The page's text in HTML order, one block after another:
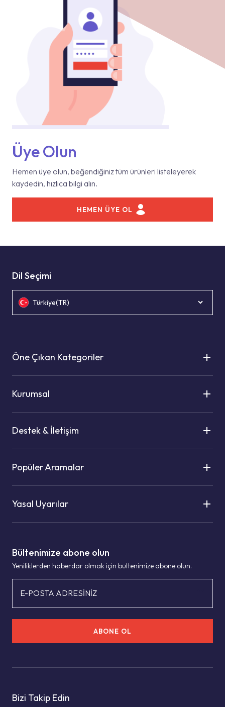
Üye Olun
Hemen üye olun, beğendiğiniz tüm ürünleri listeleyerek
kaydedin, hızlıca bilgi alın.
HEMEN ÜYE OL
Bültenimize abone olun
Yeniliklerden haberdar olmak için bültenimize abone olun.
E-POSTA ADRESİNİZ
ABONE OL
Bizi Takip Edin
Dil Seçimi
Türkiye(TR)
Öne Çıkan Kategoriler
Kurumsal
Destek & İletişim
Popüler Aramalar
Yasal Uyarılar